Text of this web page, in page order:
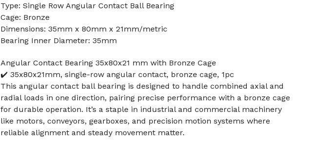
Type: Single Row Angular Contact Ball Bearing
Cage: Bronze
Dimensions: 35mm x 80mm x 21mm/metric
Bearing Inner Diameter: 35mm
Angular Contact Bearing 35x80x21 mm with Bronze Cage
✔️ 35x80x21mm, single-row angular contact, bronze cage, 1pc
This angular contact ball bearing is designed to handle combined axial and
radial loads in one direction, pairing precise performance with a bronze cage
for durable operation. It’s a staple in industrial and commercial machinery
like motors, conveyors, gearboxes, and precision motion systems where
reliable alignment and steady movement matter.